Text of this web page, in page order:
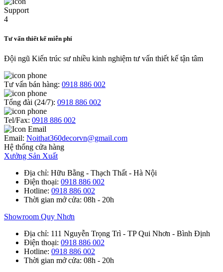
Tư vấn thiết kế miễn phí
Đội ngũ Kiến trúc sư nhiều kinh nghiệm tư vấn thiết kế tận tâm
Tư vấn bán hàng: 0918 886 002
Tổng đài (24/7): 0918 886 002
Tel/Fax: 0918 886 002
Email: Noithat360decorvn@gmail.com
Hệ thống cửa hàng
Xưởng Sản Xuất
Địa chỉ: Hữu Bằng - Thạch Thất - Hà Nội
Điện thoại: 0918 886 002
Hotline: 0918 886 002
Thời gian mở cửa: 08h - 20h
Showroom Quy Nhơn
Địa chỉ: 111 Nguyễn Trọng Trì - TP Qui Nhơn - Bình Định
Điện thoại: 0918 886 002
Hotline: 0918 886 002
Thời gian mở cửa: 08h - 20h